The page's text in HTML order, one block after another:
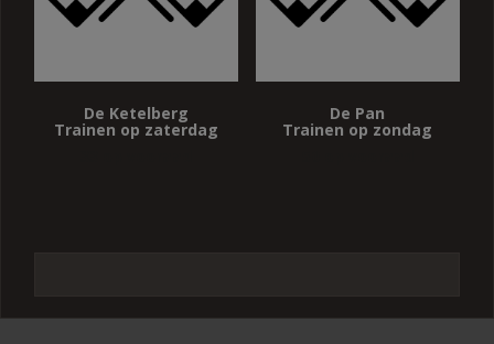
De Ketelberg
Trainen op zaterdag
De Pan
Trainen op zondag